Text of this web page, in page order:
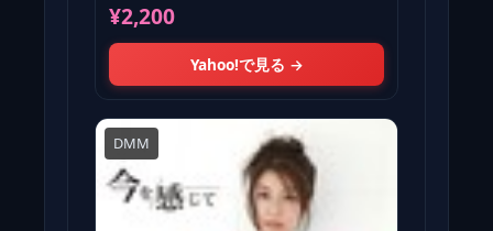
¥2,200
Yahoo!で見る →
DMM